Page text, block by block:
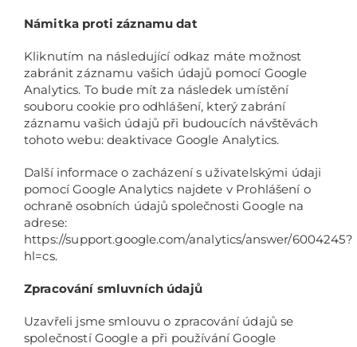
Námitka proti záznamu dat
Kliknutím na následující odkaz máte možnost
zabránit záznamu vašich údajů pomocí Google
Analytics. To bude mít za následek umístění
souboru cookie pro odhlášení, který zabrání
záznamu vašich údajů při budoucích návštěvách
tohoto webu: deaktivace Google Analytics.
Další informace o zacházení s uživatelskými údaji
pomocí Google Analytics najdete v Prohlášení o
ochraně osobních údajů společnosti Google na
adrese:
https://support.google.com/analytics/answer/6004245?
hl=cs.
Zpracování smluvních údajů
Uzavřeli jsme smlouvu o zpracování údajů se
společností Google a při používání Google